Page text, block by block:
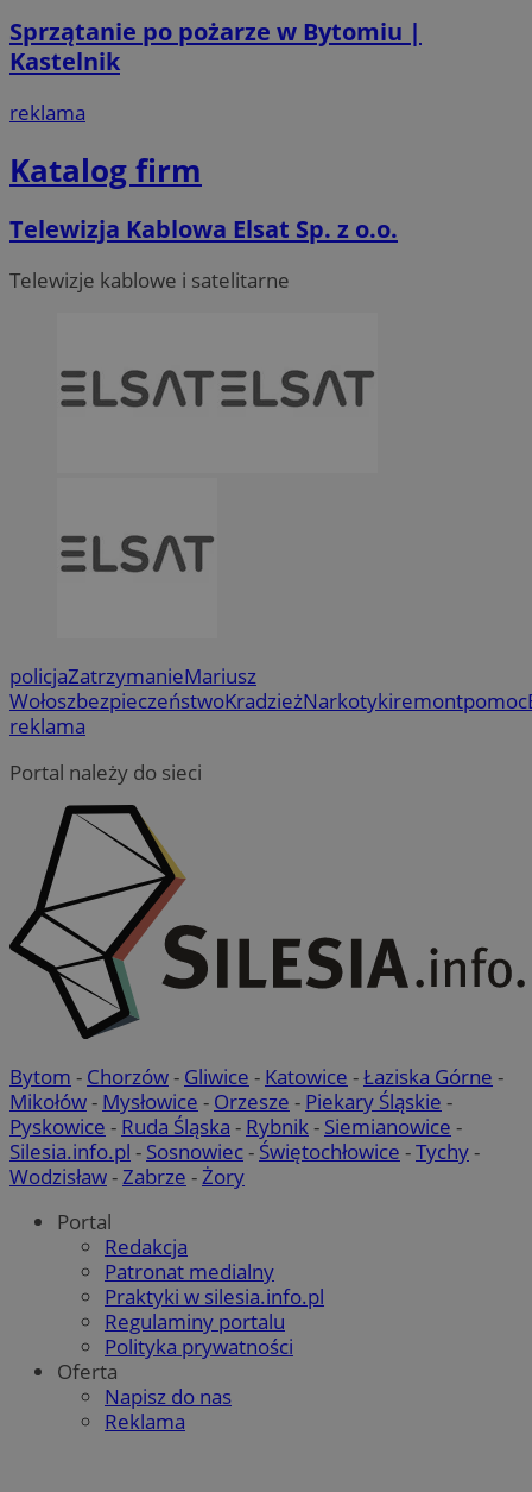
Sprzątanie po pożarze w Bytomiu |
Kastelnik
reklama
Katalog firm
Telewizja Kablowa Elsat Sp. z o.o.
Telewizje kablowe i satelitarne
policjaZatrzymanieMariusz
WołoszbezpieczeństwoKradzieżNarkotykiremontpomoc
reklama
Portal należy do sieci
Bytom - Chorzów- Gliwice - Katowice -Łaziska Górne -
Mikołów- Mysłowice - Orzesze - Piekary Śląskie -
Pyskowice - Ruda Śląska - Rybnik- Siemianowice -
Silesia.info.pl - Sosnowiec- Świętochłowice -Tychy-
Wodzisław-Zabrze -Żory
Portal
Redakcja
Patronat medialny
Praktyki w silesia.info.pl
Regulaminy portalu
Polityka prywatności
Oferta
Napisz do nas
Reklama